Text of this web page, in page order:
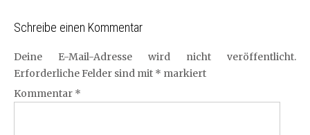
Schreibe einen Kommentar
Deine E-Mail-Adresse wird nicht veröffentlicht.
Erforderliche Felder sind mit * markiert
Kommentar *